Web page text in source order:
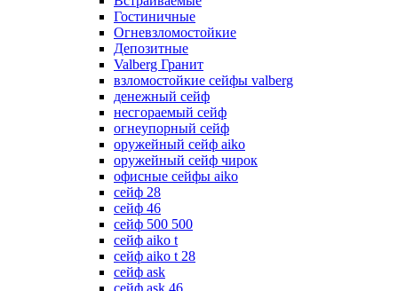
Гостиничные
Огневзломостойкие
Депозитные
Valberg Гранит
взломостойкие сейфы valberg
денежный сейф
несгораемый сейф
огнеупорный сейф
оружейный сейф aiko
оружейный сейф чирок
офисные сейфы aiko
сейф 28
сейф 46
сейф 500 500
сейф aiko t
сейф aiko t 28
сейф ask
сейф ask 46